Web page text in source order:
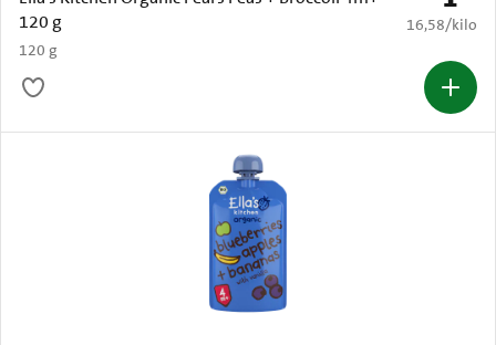
120 g
120 g
€ 16,58 per
16,58/kilo